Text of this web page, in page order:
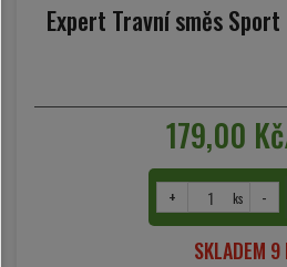
Expert Travní směs
179,00
+ ks -
SKLADEM